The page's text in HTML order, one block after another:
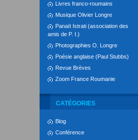
Livres franco-roumains
Musique Olivier Longre
Panaït Istrati (association des
amis de P. I.)
Photographies O. Longre
Poésie anglaise (Paul Stubbs)
Revue Brèves
Zoom France Roumanie
CATÉGORIES
Blog
Conférence